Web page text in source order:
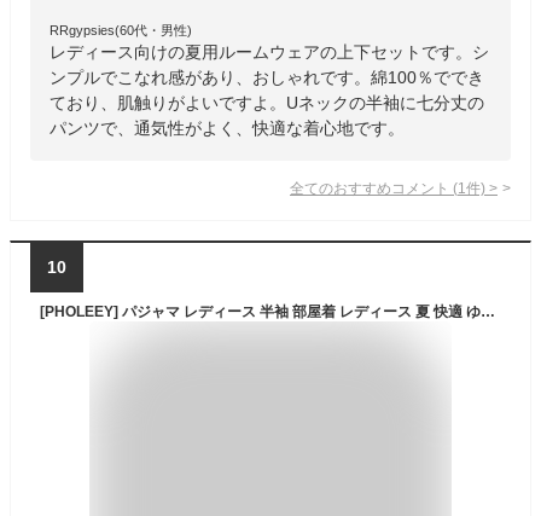
RRgypsies(60代・男性)
レディース向けの夏用ルームウェアの上下セットです。シ
ンプルでこなれ感があり、おしゃれです。綿100％ででき
ており、肌触りがよいですよ。Uネックの半袖に七分丈の
パンツで、通気性がよく、快適な着心地です。
全てのおすすめコメント (1 件) >
10
[PHOLEEY] パジャマ レディース 半袖 部屋着 レディース 夏 快適 ゆったり 丸首 寝間着 肌に優しい 可愛い 上下セット ポケット付き